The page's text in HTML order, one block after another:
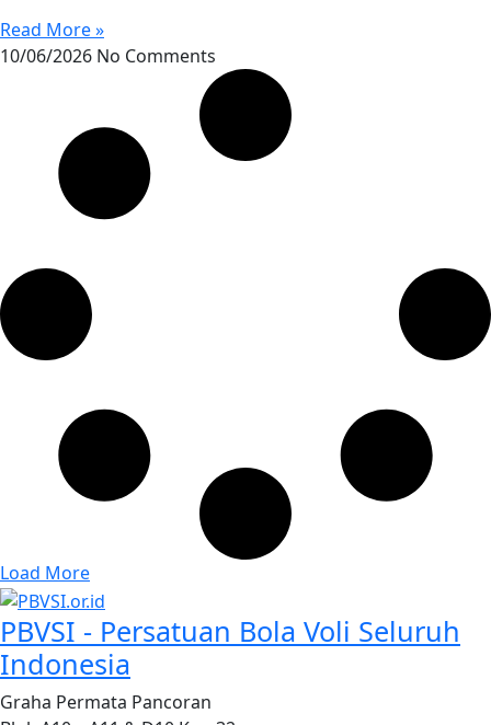
Read More »
10/06/2026 No Comments
Load More
PBVSI - Persatuan Bola Voli Seluruh
Indonesia
Graha Permata Pancoran